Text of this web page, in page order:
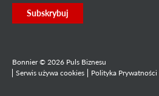
Subskrybuj
Bonnier © 2026 Puls Biznesu
Serwis używa cookies
Polityka Prywatności